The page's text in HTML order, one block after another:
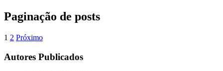
Paginação de posts
1 2 Próximo
Autores Publicados